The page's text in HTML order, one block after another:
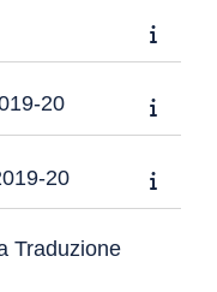
20
20
Traduzione